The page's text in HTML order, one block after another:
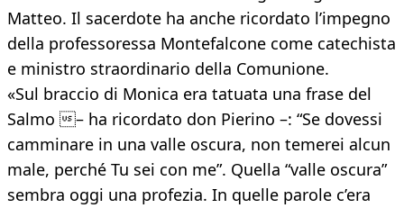
Matteo. Il sacerdote ha anche ricordato l’impegno
della professoressa Montefalcone come catechista
e ministro straordinario della Comunione.
«Sul braccio di Monica era tatuata una frase del
Salmo – ha ricordato don Pierino –: “Se dovessi
camminare in una valle oscura, non temerei alcun
male, perché Tu sei con me”. Quella “valle oscura”
sembra oggi una profezia. In quelle parole c’era